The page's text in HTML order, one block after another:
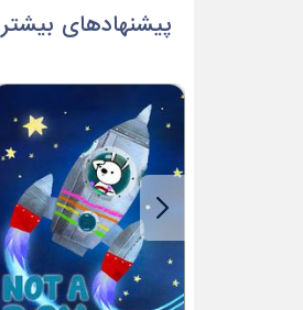
پیشنهادهای بیشتر